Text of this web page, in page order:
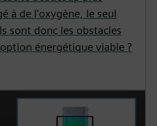
à de l'oxygène, le seul
sont donc les obstacles
énergétique viable ?